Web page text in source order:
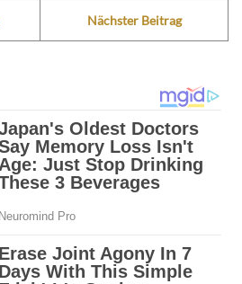
Nächster Beitrag